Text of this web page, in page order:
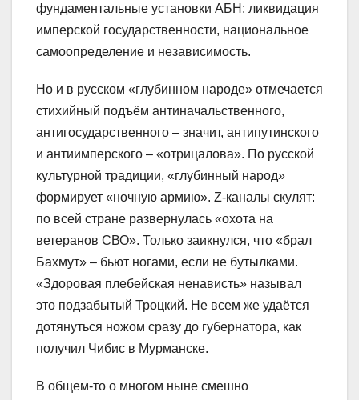
фундаментальные установки АБН: ликвидация
имперской государственности, национальное
самоопределение и независимость.
Но и в русском «глубинном народе» отмечается
стихийный подъём антиначальственного,
антигосударственного – значит, антипутинского
и антиимперского – «отрицалова». По русской
культурной традиции, «глубинный народ»
формирует «ночную армию». Z-каналы скулят:
по всей стране развернулась «охота на
ветеранов СВО». Только заикнулся, что «брал
Бахмут» – бьют ногами, если не бутылками.
«Здоровая плебейская ненависть» называл
это подзабытый Троцкий. Не всем же удаётся
дотянуться ножом сразу до губернатора, как
получил Чибис в Мурманске.
В общем-то о многом ныне смешно